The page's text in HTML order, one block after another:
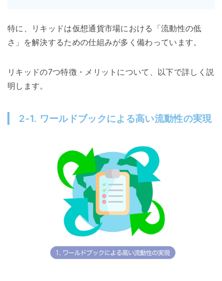
特に、リキッドは仮想通貨市場における「流動性の低
さ」を解決するための仕組みが多く備わっています。
リキッドの7つ特徴・メリットについて、以下で詳しく説
明します。
2-1. ワールドブックによる高い流動性の実現